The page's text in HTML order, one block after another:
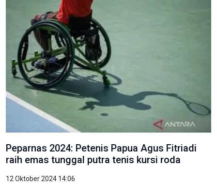
Peparnas 2024: Petenis Papua Agus Fitriadi
raih emas tunggal putra tenis kursi roda
12 Oktober 2024 14:06